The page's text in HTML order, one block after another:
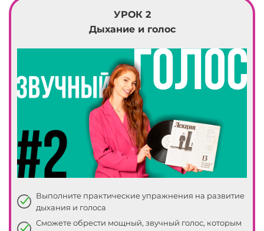
УРОК 2
Дыхание и голос
Выполните практические упражнения на развитие
дыхания и голоса
Сможете обрести мощный, звучный голос, которым